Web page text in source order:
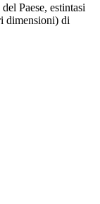
Paese, estintasi
dimensioni) di